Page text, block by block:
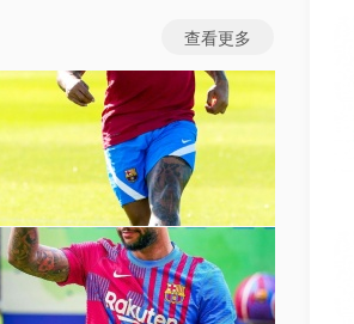
查看更多
巴萨球员赛季前训练图片